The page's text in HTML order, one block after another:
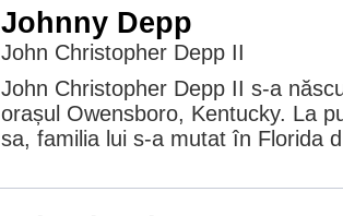
Johnny Depp
John Christopher Depp II
John Christopher Depp II s-a
orașul Owensboro, Kentucky. La
sa, familia lui s-a mutat în Florida